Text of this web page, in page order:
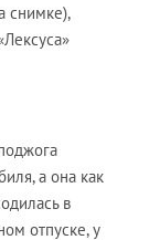
снимке),
а она как
в
отпуске, у